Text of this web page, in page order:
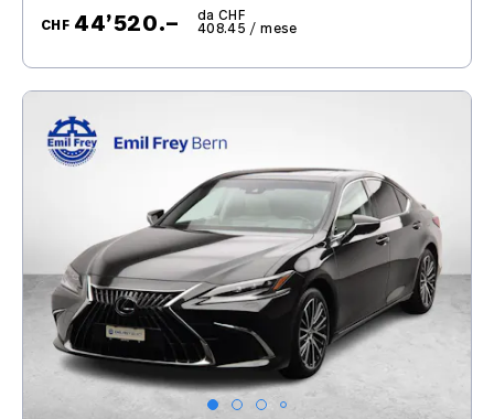
CHF 44’520.– da CHF
408.45 / mese